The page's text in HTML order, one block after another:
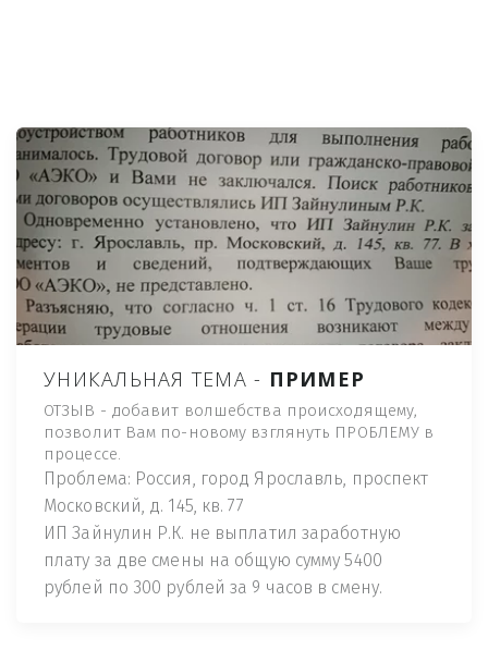
УНИКАЛЬНАЯ ТЕМА - ПРИМЕР
ОТЗЫВ - добавит волшебства происходящему,
позволит Вам по-новому взглянуть ПРОБЛЕМУ в
процессе.
Проблема: Россия, город Ярославль, проспект
Московский, д. 145, кв. 77
ИП Зайнулин Р.К. не выплатил заработную
плату за две смены на общую сумму 5400
рублей по 300 рублей за 9 часов в смену.